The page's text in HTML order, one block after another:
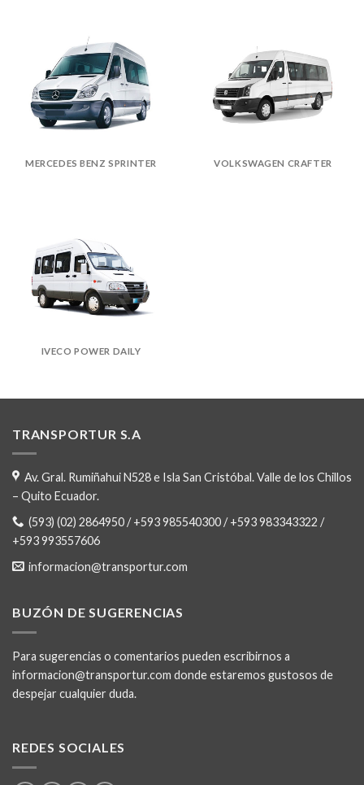
MERCEDES BENZ SPRINTER VOLKSWAGEN CRAFTER
IVECO POWER DAILY
TRANSPORTUR S.A
Av. Gral. Rumiñahui N528 e Isla San Cristóbal. Valle de los Chillos
– Quito Ecuador.
(593) (02) 2864950 / +593 985540300 / +593 983343322 /
+593 993557606
informacion@transportur.com
BUZÓN DE SUGERENCIAS
Para sugerencias o comentarios pueden escribirnos a
informacion@transportur.com donde estaremos gustosos de
despejar cualquier duda.
REDES SOCIALES